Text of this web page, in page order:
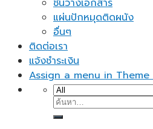
ชั้นวางเอกสาร
แผ่นปักหมุดติดผนัง
อื่นๆ
ติดต่อเรา
แจ้งชำระเงิน
Assign a menu in Theme
ค้นหา: